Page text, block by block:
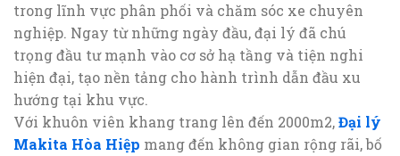
trong lĩnh vực phân phối và chăm sóc xe chuyên
nghiệp. Ngay từ những ngày đầu, đại lý đã chú
trọng đầu tư mạnh vào cơ sở hạ tầng và tiện nghi
hiện đại, tạo nền tảng cho hành trình dẫn đầu xu
hướng tại khu vực.
Với khuôn viên khang trang lên đến 2000m2,Đại lý
Makita Hòa Hiệp mang đến không gian rộng rãi, bố